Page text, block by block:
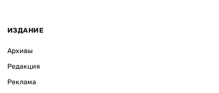
ИЗДАНИЕ
Архивы
Редакция
Реклама